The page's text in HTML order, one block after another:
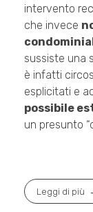
intervento
che invece
sussiste una
è infatti
esplicitati e
possibile
un presunto
Leggi di più